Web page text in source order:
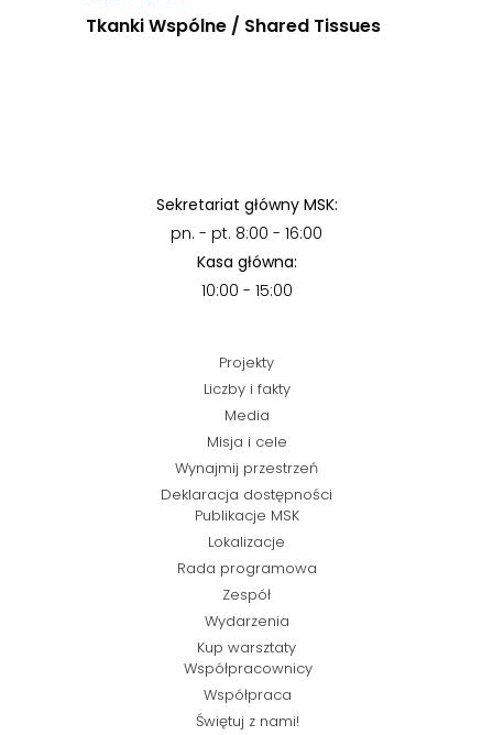
Tkanki Wspólne / Shared Tissues
Sekretariat główny MSK:
pn. - pt. 8:00 - 16:00
Kasa główna:
10:00 - 15:00
Projekty
Liczby i fakty
Media
Misja i cele
Wynajmij przestrzeń
Deklaracja dostępności
Publikacje MSK
Lokalizacje
Rada programowa
Zespół
Wydarzenia
Kup warsztaty
Współpracownicy
Współpraca
Świętuj z nami!